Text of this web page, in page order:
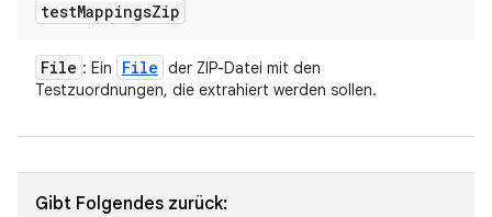
testMappingsZip
File : Ein File der ZIP-Datei mit den
Testzuordnungen, die extrahiert werden sollen.
Gibt Folgendes zurück: